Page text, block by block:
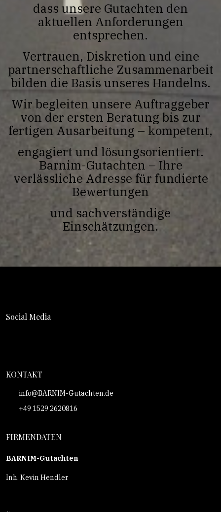
dass unsere Gutachten den
aktuellen Anforderungen
entsprechen.
Vertrauen, Diskretion und eine
partnerschaftliche Zusammenarbeit
bilden die Basis unseres Handelns.
Wir begleiten unsere Auftraggeber
von der ersten Beratung bis zur
fertigen Ausarbeitung – kompetent,
engagiert und lösungsorientiert.
Barnim-Gutachten – Ihre
verlässliche Adresse für fundierte
Bewertungen
und sachverständige
Einschätzungen.
Social Media
KONTAKT
info@BARNIM-Gutachten.de
+49 1529 2620816
FIRMENDATEN
BARNIM-Gutachten
Inh. Kevin Hendler